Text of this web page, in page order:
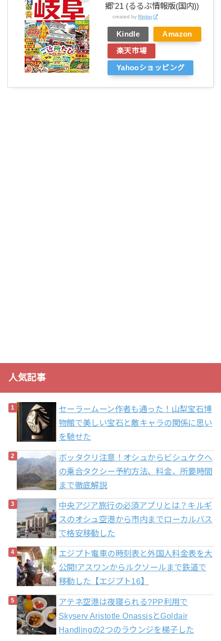
郷’21 (るるぶ情報版(国内))
created by Rinker
Kindle Amazon
楽天市場
Yahooショッピング
人気記事
セーラームーン作者も通った！山梨宝石博
物館で美しい宝石と敵キャラの関係に思い
を馳せた
ボッタクリ注意！オシュからビシュケクへ
の乗合タクシー予約方法、料金、所要時間
まで徹底解説
中央アジア旅行の必須アプリとは？キルギ
スのオシュ空港から市内までローカルバス
で格安移動した
エジプト電車の時刻表と外国人料金表を大
公開!アスワンからルクソールまで鉄道で
移動した【エジプト16】
アテネ空港は夜寝られる?PP利用で
Skyserv Aristotle OnassisとGoldair
Handlingの2つのラウンジを梯子した